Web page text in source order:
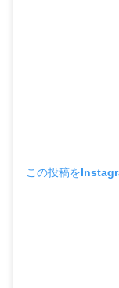
この投稿を